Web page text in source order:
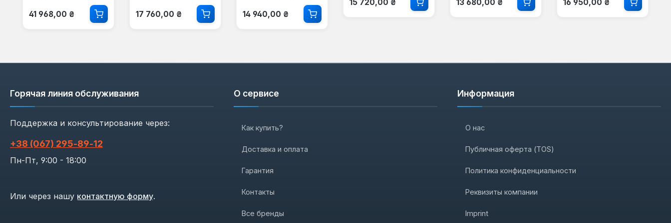
Обычная цена:
41 968,00 ₴ Обычная цена:
17 760,00 ₴ Обычная цена:
14 940,00 ₴
15 720,00 ₴ 13 680,00 ₴ 16 950,00 ₴
Горячая линия обслуживания
Поддержка и консультирование через:
+38 (067) 295‑89‑12
Пн-Пт, 9:00 - 18:00
Или через нашу контактную форму.
О сервисе
Как купить?
Доставка и оплата
Гарантия
Контакты
Все бренды
Информация
О нас
Публичная оферта (TOS)
Политика конфиденциальности
Реквизиты компании
Imprint